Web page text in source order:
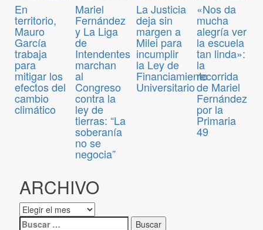
En
territorio,
Mauro
García
trabaja
para
mitigar los
efectos del
cambio
climático
Mariel
Fernández
y La Liga
de
Intendentes
marchan
al
Congreso
contra la
ley de
tierras: “La
soberanía
no se
negocia”
La Justicia
deja sin
margen a
Milei para
incumplir
la Ley de
Financiamiento
Universitario
«Nos da
mucha
alegría ver
la escuela
tan linda»:
la
recorrida
de Mariel
Fernández
por la
Primaria
49
ARCHIVO